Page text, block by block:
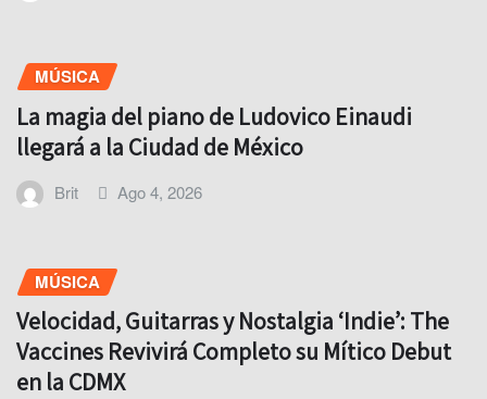
MÚSICA
La magia del piano de Ludovico Einaudi
llegará a la Ciudad de México
Brit Ago 4, 2026
MÚSICA
Velocidad, Guitarras y Nostalgia ‘Indie’: The
Vaccines Revivirá Completo su Mítico Debut
en la CDMX